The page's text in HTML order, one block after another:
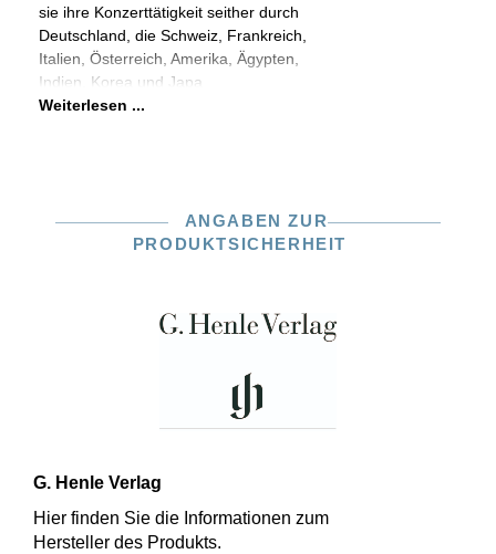
sie ihre Konzerttätigkeit seither durch
Deutschland, die Schweiz, Frankreich,
Italien, Österreich, Amerika, Ägypten,
Indien, Korea und Japa
Weiterlesen ...
ANGABEN ZUR
PRODUKTSICHERHEIT
G. Henle Verlag
Hier finden Sie die Informationen zum
Hersteller des Produkts.